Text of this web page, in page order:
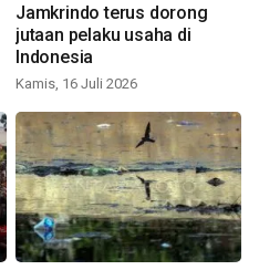
Jamkrindo terus dorong
jutaan pelaku usaha di
Indonesia
Kamis, 16 Juli 2026